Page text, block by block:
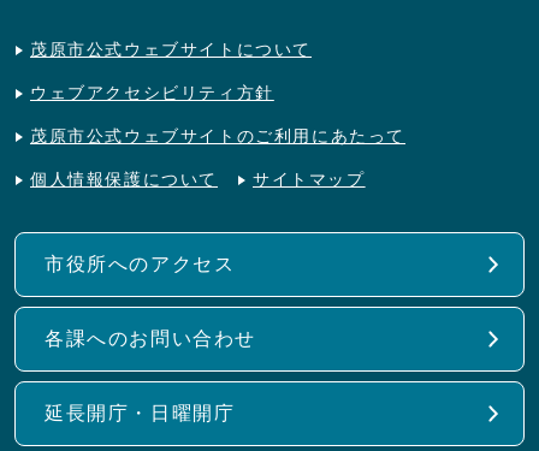
茂原市公式ウェブサイトについて
ウェブアクセシビリティ方針
茂原市公式ウェブサイトのご利用にあたって
個人情報保護について サイトマップ
市役所へのアクセス
各課へのお問い合わせ
延長開庁・日曜開庁